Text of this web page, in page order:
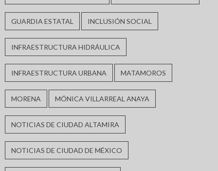
GUARDIA ESTATAL INCLUSIÓN SOCIAL
INFRAESTRUCTURA HIDRÁULICA
INFRAESTRUCTURA URBANA MATAMOROS
MORENA MÓNICA VILLARREAL ANAYA
NOTICIAS DE CIUDAD ALTAMIRA
NOTICIAS DE CIUDAD DE MÉXICO